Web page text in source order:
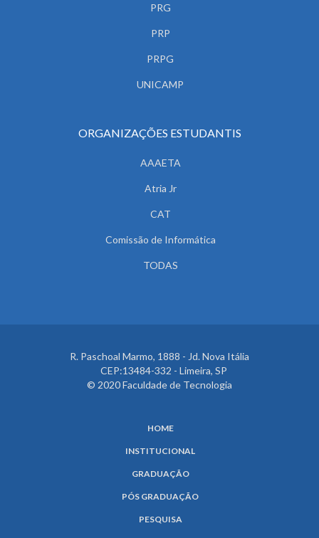
PRG
PRP
PRPG
UNICAMP
ORGANIZAÇÕES ESTUDANTIS
AAAETA
Atria Jr
CAT
Comissão de Informática
TODAS
R. Paschoal Marmo, 1888 - Jd. Nova Itália
CEP:13484-332 - Limeira, SP
© 2020 Faculdade de Tecnologia
HOME
INSTITUCIONAL
GRADUAÇÃO
PÓS GRADUAÇÃO
PESQUISA